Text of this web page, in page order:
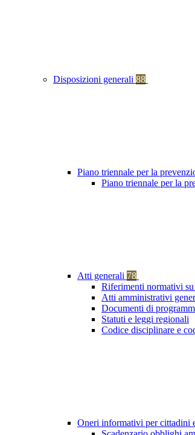
Disposizioni generali 88
Piano triennale per la
Piano triennale per la
Atti generali 78
Riferimenti normativi
Atti amministrativi
Documenti di
Statuti e leggi regionali
Codice disciplinare e
Oneri informativi per cittadini